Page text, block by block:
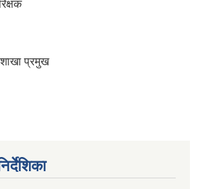
प्रमुख